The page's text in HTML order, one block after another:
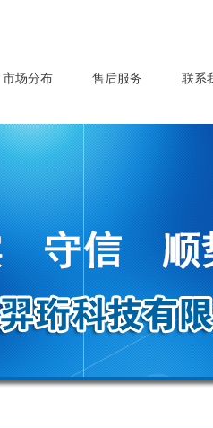
市场分布 售后服务 联系